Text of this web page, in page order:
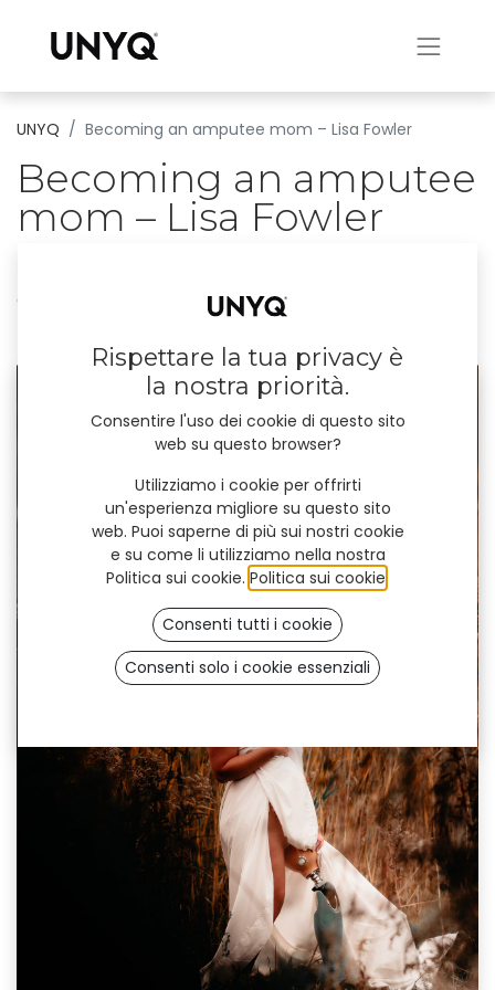
UNYQ Becoming an amputee mom – Lisa Fowler
Becoming an amputee
mom – Lisa Fowler
amputee mom is a challenging experience
21 dicembre 2023 UNYQ
Rispettare la tua privacy è
la nostra priorità.
Consentire l'uso dei cookie di questo sito
web su questo browser?
Utilizziamo i cookie per offrirti
un'esperienza migliore su questo sito
web. Puoi saperne di più sui nostri cookie
e su come li utilizziamo nella nostra
Politica sui cookie. Politica sui cookie
Consenti tutti i cookie
Consenti solo i cookie essenziali